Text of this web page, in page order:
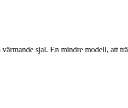
sjal. En mindre modell, att